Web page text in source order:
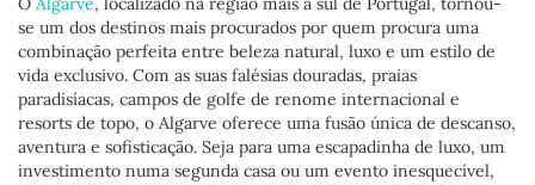
se um dos destinos mais procurados por quem procura uma
combinação perfeita entre beleza natural, luxo e um estilo de
vida exclusivo. Com as suas falésias douradas, praias
paradisíacas, campos de golfe de renome internacional e
resorts de topo, o Algarve oferece uma fusão única de descanso,
aventura e sofisticação. Seja para uma escapadinha de luxo, um
investimento numa segunda casa ou um evento inesquecível,